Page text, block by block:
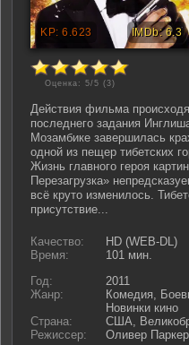
Оценка: 5/5 (3)
Действия фильма
последнего задания
Мозамбике завершилась
одной из пещер тибетских
Жизнь главного героя
Перезагрузка»
всё круто изменилось.
присутствие...
Качество:
HD (WEB-DL)
Время:
101 мин.
Год:
2011
Жанр:
Комедия,
Новинки кино
Страна:
США,
Режиссер:
Оливер Паркер